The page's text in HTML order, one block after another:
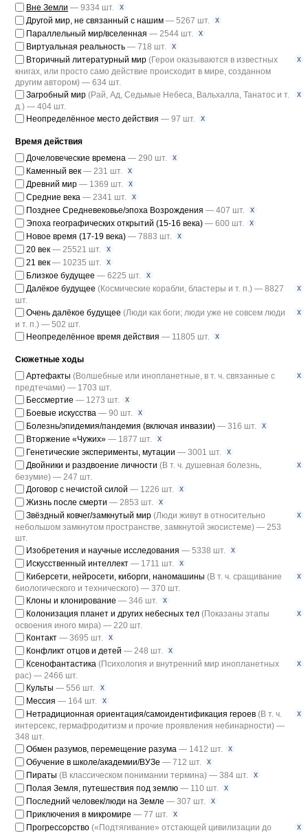
Вне Земли — 9334 шт. x
Другой мир, не связанный с нашим — 5267 шт. x
Параллельный мир/вселенная — 2544 шт. x
Виртуальная реальность — 718 шт. x
Вторичный литературный мир (Герои оказываются в известных
книгах, или просто само действие происходит в мире, созданном
другим автором) — 634 шт.
x
Загробный мир (Рай, Ад, Седьмые Небеса, Вальхалла, Танатос и т.
д.) — 404 шт.
x
Неопределённое место действия — 97 шт. x
Время действия
Дочеловеческие времена — 290 шт. x
Каменный век — 231 шт. x
Древний мир — 1369 шт. x
Средние века — 2341 шт. x
Позднее Средневековье/эпоха Возрождения — 407 шт. x
Эпоха географических открытий (15-16 века) — 600 шт. x
Новое время (17-19 века) — 7883 шт. x
20 век — 25521 шт. x
21 век — 10235 шт. x
Близкое будущее — 6225 шт. x
Далёкое будущее (Космические корабли, бластеры и т. п.) — 8827
шт.
x
Очень далёкое будущее (Люди как боги; люди уже не совсем люди
и т. п.) — 502 шт.
x
Неопределённое время действия — 11805 шт. x
Сюжетные ходы
Артефакты (Волшебные или инопланетные, в т. ч. связанные с
предтечами) — 1703 шт.
x
Бессмертие — 1273 шт. x
Боевые искусства — 90 шт. x
Болезнь/эпидемия/пандемия (включая инвазии) — 316 шт. x
Вторжение «Чужих» — 1877 шт. x
Генетические эксперименты, мутации — 3001 шт. x
Двойники и раздвоение личности (В т. ч. душевная болезнь,
безумие) — 247 шт.
x
Договор с нечистой силой — 1226 шт. x
Жизнь после смерти — 2853 шт. x
Звёздный ковчег/замкнутый мир (Люди живут в относительно
небольшом замкнутом пространстве, замкнутой экосистеме) — 253
шт.
x
Изобретения и научные исследования — 5338 шт. x
Искусственный интеллект — 1711 шт. x
Киберсети, нейросети, киборги, наномашины (В т. ч. сращивание
биологического и технического) — 370 шт.
x
Клоны и клонирование — 346 шт. x
Колонизация планет и других небесных тел (Показаны этапы
освоения иного мира) — 220 шт.
x
Контакт — 3695 шт. x
Конфликт отцов и детей — 248 шт. x
Ксенофантастика (Психология и внутренний мир инопланетных
рас) — 2466 шт.
x
Культы — 556 шт. x
Мессия — 164 шт. x
Нетрадиционная ориентация/самоидентификация героев (В т. ч.
интерсекс, гермафродитизм и прочие проявления небинарности) —
348 шт.
x
Обмен разумов, перемещение разума — 1412 шт. x
Обучение в школе/академии/ВУЗе — 712 шт. x
Пираты (В классическом понимании термина) — 384 шт. x
Полая Земля, путешествия под землю — 110 шт. x
Последний человек/люди на Земле — 307 шт. x
Приключения в микромире — 77 шт. x
Прогрессорство («Подтягивание» отстающей цивилизации до
x